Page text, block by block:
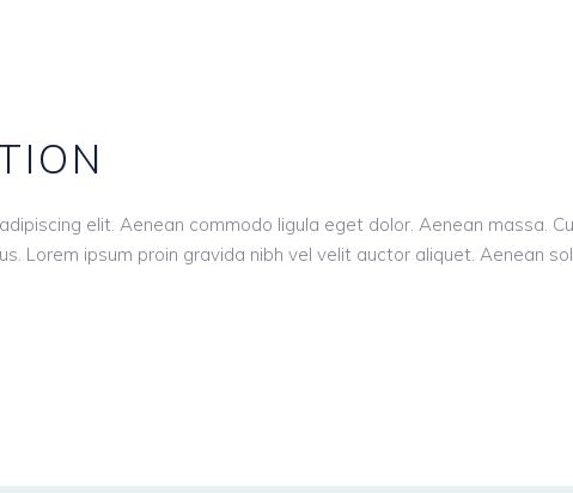
elit. Aenean commodo ligula eget dolor. Aenean massa.
Lorem ipsum proin gravida nibh vel velit auctor aliquet. Aenean